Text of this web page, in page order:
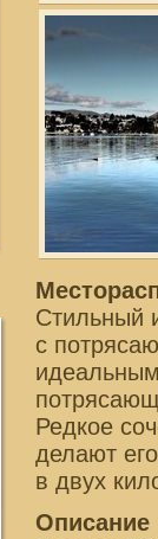
Стильный
с
Редкое
делают
в двух